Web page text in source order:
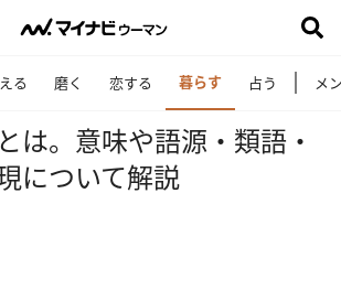
る 磨く 恋する 暮らす 占う メ
は。意味や語源・類語・
について解説